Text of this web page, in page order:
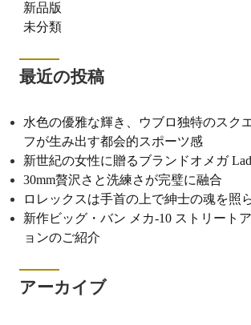
新品版
未分類
最近の投稿
水色の優雅な輝き、ウブロ独特のスク
フが生み出す都会的スポーツ感
新世紀の女性に贈るブランドオメガ
30mm贅沢さと洗練さが完璧に融合
ロレックスは手首の上で紳士の魂を照
新作ビッグ・バン メカ-10 ストリート
ョンのご紹介
アーカイブ